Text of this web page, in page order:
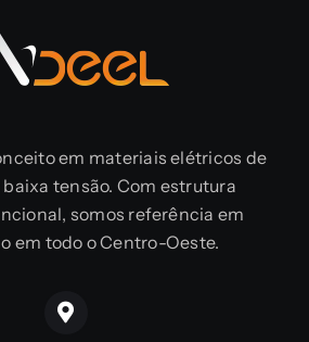
em materiais elétricos de
tensão. Com estrutura
somos referência em
em todo o Centro-Oeste.